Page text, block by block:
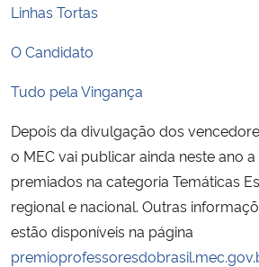
Linhas Tortas
O Candidato
Tudo pela Vingança
Depois da divulgação dos
o MEC vai publicar ainda neste ano
premiados na categoria Temáticas
regional e nacional. Outras
estão disponíveis na página